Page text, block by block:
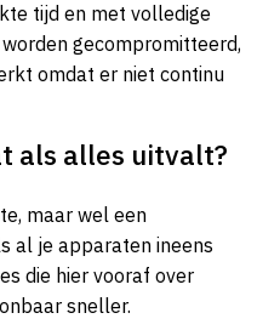
tijd en met volledige
gecompromitteerd,
omdat er niet continu
als alles uitvalt?
maar wel een
al je apparaten ineens
die hier vooraf over
sneller.